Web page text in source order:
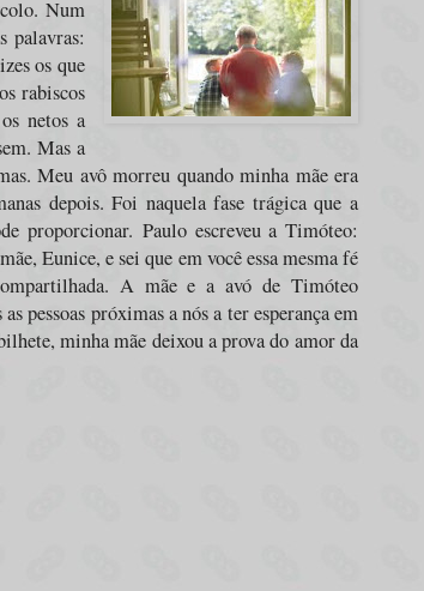
Num
palavras:
os que
rabiscos
netos a
Mas a
Meu avô morreu quando minha mãe era
depois. Foi naquela fase trágica que a
proporcionar.Paulo escreveu a Timóteo:
Eunice, e sei que em você essa mesma fé
A mãe e a avó de Timóteo
pessoas próximas a nós a ter esperança em
minha mãe deixou a prova do amor da